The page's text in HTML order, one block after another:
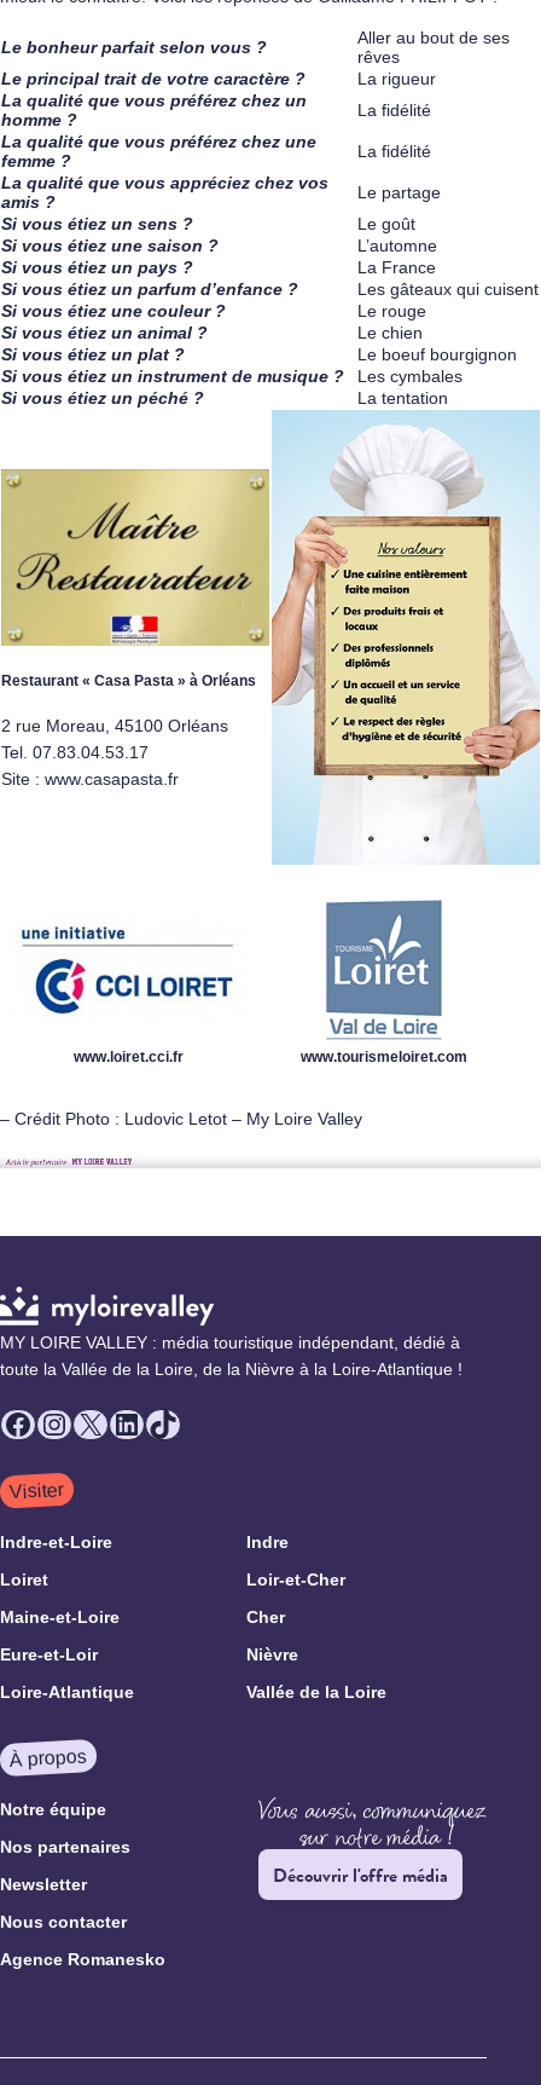
Le bonheur parfait selon vous ?
Aller au bout de ses
rêves
Le principal trait de votre caractère ?
La rigueur
La qualité que vous préférez chez un
homme ?
La fidélité
La qualité que vous préférez chez une
femme ?
La fidélité
La qualité que vous appréciez chez vos
amis ?
Le partage
Si vous étiez un sens ?
Le goût
Si vous étiez une saison ?
L’automne
Si vous étiez un pays ?
La France
Si vous étiez un parfum d’enfance ?
Les gâteaux qui cuisent
Si vous étiez une couleur ?
Le rouge
Si vous étiez un animal ?
Le chien
Si vous étiez un plat ?
Le boeuf bourgignon
Si vous étiez un instrument de musique ?
Les cymbales
Si vous étiez un péché ?
La tentation
Restaurant « Casa Pasta » à Orléans
2 rue Moreau, 45100 Orléans
Tel. 07.83.04.53.17
Site : www.casapasta.fr
www.loiret.cci.fr www.tourismeloiret.com
– Crédit Photo : Ludovic Letot – My Loire Valley
MY LOIRE VALLEY : média touristique indépendant, dédié à
toute la Vallée de la Loire, de la Nièvre à la Loire-Atlantique !
Facebook
Instagram
X LinkedIn
TikTok
Visiter
Indre-et-Loire
Indre
Loiret
Loir-et-Cher
Maine-et-Loire
Cher
Eure-et-Loir
Nièvre
Loire-Atlantique
Vallée de la Loire
À propos
Notre équipe
Nos partenaires
Newsletter
Nous contacter
Agence Romanesko
Découvrir l'offre média